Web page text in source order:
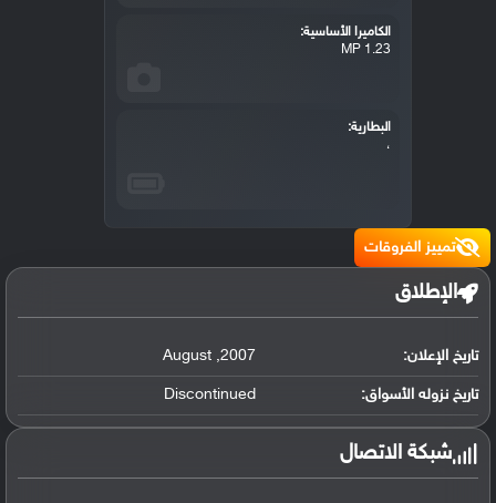
الكاميرا الأساسية:
1.23 MP
البطارية:
،
تمييز الفروقات
الإطلاق
تاريخ الإعلان: 2007
,
August
تاريخ نزوله الأسواق: Discontinued
شبكة الاتصال